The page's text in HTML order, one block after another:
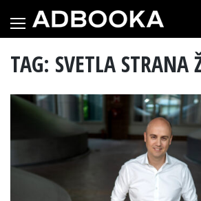
content
TAG: SVETLA STRANA